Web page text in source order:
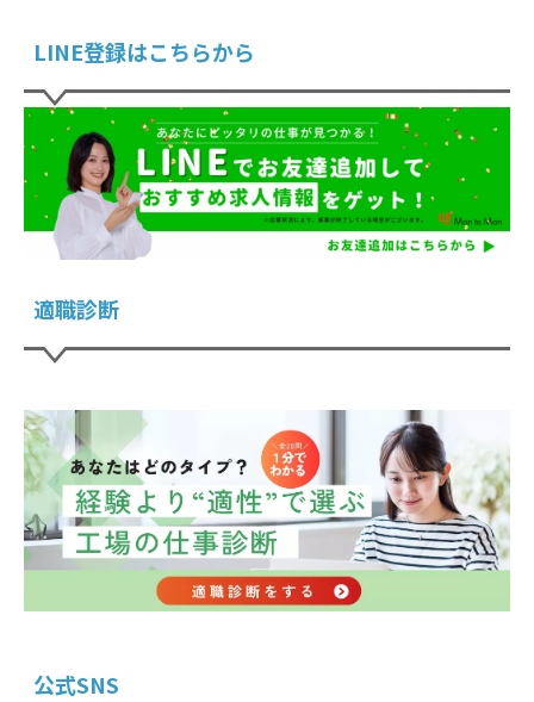
LINE登録はこちらから
適職診断
公式SNS